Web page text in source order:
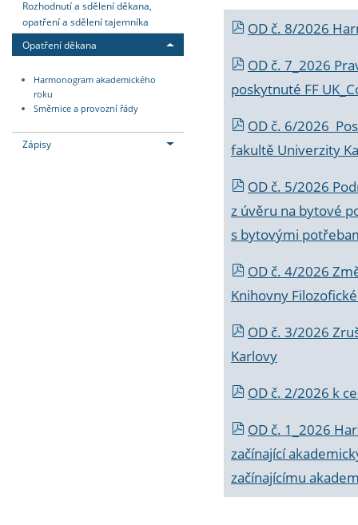
Rozhodnutí a sdělení děkana,
opatření a sdělení tajemníka
Opatření děkana
Harmonogram akademického
roku
Směrnice a provozní řády
Zápisy
OD č. 8/2026
OD č. 7_2026
poskytnuté FF
OD č. 6/2026
fakultě Univerzity
OD č. 5/2026
z úvěru na bytové
s bytovými
OD č. 4/2026
Knihovny
OD č. 3/2026
Karlovy
OD č. 2/2026 k
OD č. 1_2026
začínající
začínajícímu